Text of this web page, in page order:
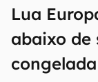
Lua
abaixo de
congelada
mão.
E-mail